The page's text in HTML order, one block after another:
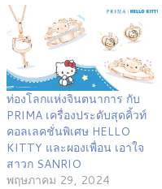
ท่องโลกแห่งจินตนาการ กับ
PRIMA เครื่องประดับสุดคิ้วท์
คอลเลคชั่นพิเศษ HELLO
KITTY และผองเพื่อน เอาใจ
สาวก SANRIO
พฤษภาคม 29, 2024